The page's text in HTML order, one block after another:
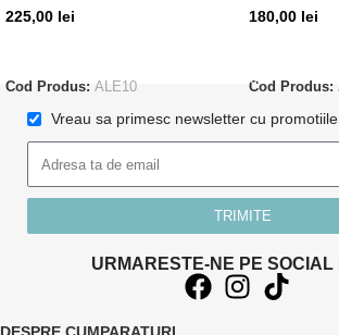
225,00 lei
Cod Produs: ALE10
180,00 lei
Cod Produs:
Vreau sa primesc newsletter cu
TRIMITE
URMARESTE-NE PE SOCIAL